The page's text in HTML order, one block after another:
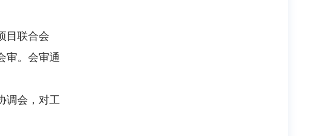
目联合会
审。会审通
调会，对工